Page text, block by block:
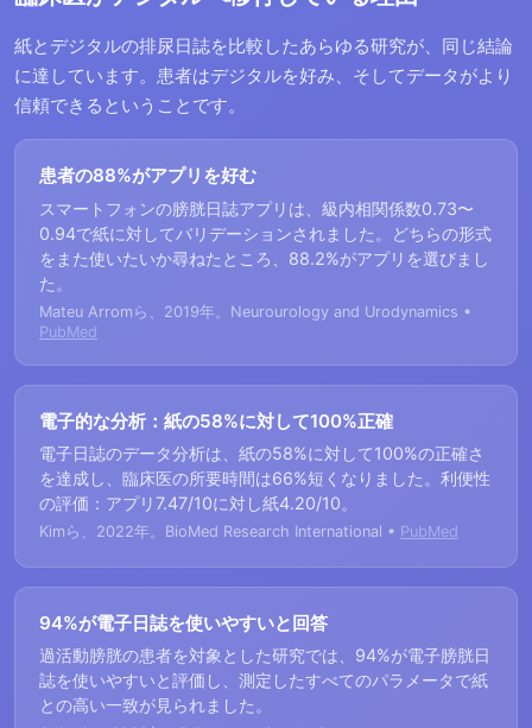
紙とデジタルの排尿日誌を比較したあらゆる研究が、同じ結論
に達しています。患者はデジタルを好み、そしてデータがより
信頼できるということです。
患者の88%がアプリを好む
スマートフォンの膀胱日誌アプリは、級内相関係数0.73〜
0.94で紙に対してバリデーションされました。どちらの形式
をまた使いたいか尋ねたところ、88.2%がアプリを選びまし
た。
Mateu Arromら、2019年。Neurourology and Urodynamics •
PubMed
電子的な分析：紙の58%に対して100%正確
電子日誌のデータ分析は、紙の58%に対して100%の正確さ
を達成し、臨床医の所要時間は66%短くなりました。利便性
の評価：アプリ7.47/10に対し紙4.20/10。
Kimら、2022年。BioMed Research International • PubMed
94%が電子日誌を使いやすいと回答
過活動膀胱の患者を対象とした研究では、94%が電子膀胱日
誌を使いやすいと評価し、測定したすべてのパラメータで紙
との高い一致が見られました。